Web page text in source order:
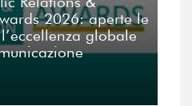
2026: aperte le
globale